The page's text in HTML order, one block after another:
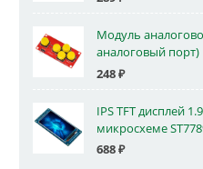
Модуль
аналоговый порт)
248₽
IPS TFT дисплей
микросхеме
688₽